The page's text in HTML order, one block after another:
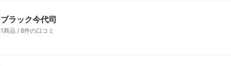
ブラック今代司
1商品 / 8件の口コミ